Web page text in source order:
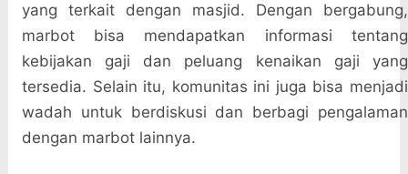
yang terkait dengan masjid. Dengan bergabung,
marbot bisa mendapatkan informasi tentang
kebijakan gaji dan peluang kenaikan gaji yang
tersedia. Selain itu, komunitas ini juga bisa menjadi
wadah untuk berdiskusi dan berbagi pengalaman
dengan marbot lainnya.